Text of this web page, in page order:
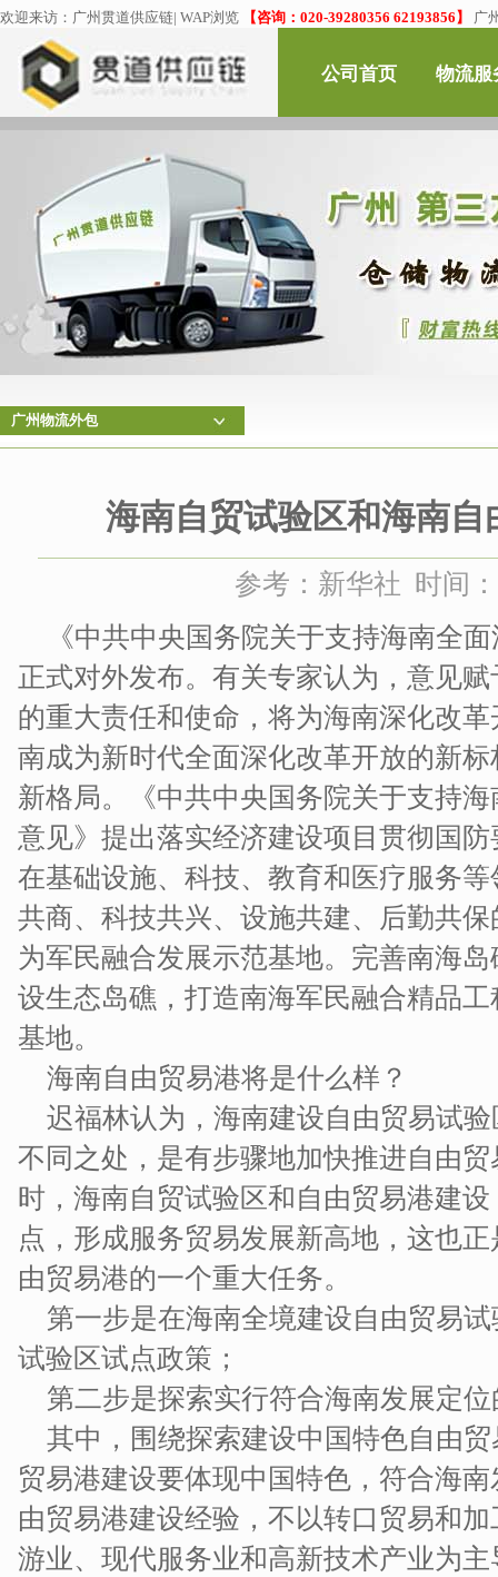
欢迎来访： 广州贯道供应链| WAP浏览 【咨询：020-39280356 62193856】 广
公司首页 物流服
广州物流外包
海南自贸试验区和海南
参考：新华社 时间
《中共中央国务院关于支持海南全
正式对外发布。有关专家认为，意见
的重大责任和使命，将为海南深化改
南成为新时代全面深化改革开放的新
新格局。《中共中央国务院关于支持
意见》提出落实经济建设项目贯彻国
在基础设施、科技、教育和医疗服务
共商、科技共兴、设施共建、后勤共
为军民融合发展示范基地。完善南海
设生态岛礁，打造南海军民融合精品
基地。
海南自由贸易港将是什么样？
迟福林认为，海南建设自由贸易试
不同之处，是有步骤地加快推进自由
时，海南自贸试验区和自由贸易港建
点，形成服务贸易发展新高地，这也
由贸易港的一个重大任务。
第一步是在海南全境建设自由贸易
试验区试点政策；
第二步是探索实行符合海南发展定
其中，围绕探索建设中国特色自由
贸易港建设要体现中国特色，符合海
由贸易港建设经验，不以转口贸易和
游业、现代服务业和高新技术产业为